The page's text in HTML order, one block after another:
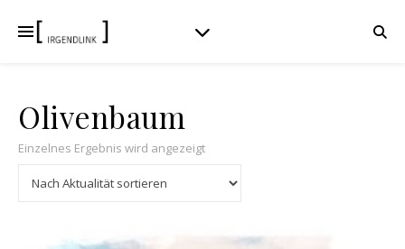
Olivenbaum
Einzelnes Ergebnis wird angezeigt